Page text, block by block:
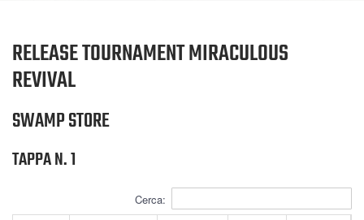
RELEASE TOURNAMENT MIRACULOUS
REVIVAL
SWAMP STORE
TAPPA N. 1
Cerca: